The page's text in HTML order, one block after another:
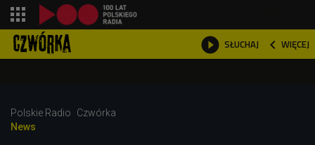
 SŁUCHAJ  WIĘCEJ

Polskie Radio
Czwórka
News